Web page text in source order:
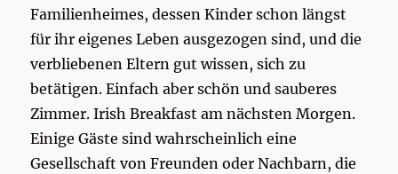
Familienheimes, dessen Kinder schon längst
für ihr eigenes Leben ausgezogen sind, und die
verbliebenen Eltern gut wissen, sich zu
betätigen. Einfach aber schön und sauberes
Zimmer. Irish Breakfast am nächsten Morgen.
Einige Gäste sind wahrscheinlich eine
Gesellschaft von Freunden oder Nachbarn, die